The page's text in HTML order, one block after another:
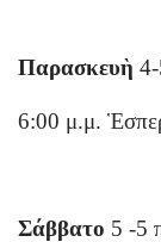
Παρασκευὴ
6:00 μ.μ.
Σάββατο 5 -5